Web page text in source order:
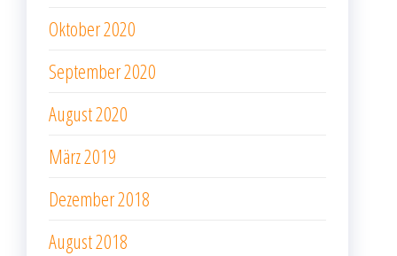
Oktober 2020
September 2020
August 2020
März 2019
Dezember 2018
August 2018